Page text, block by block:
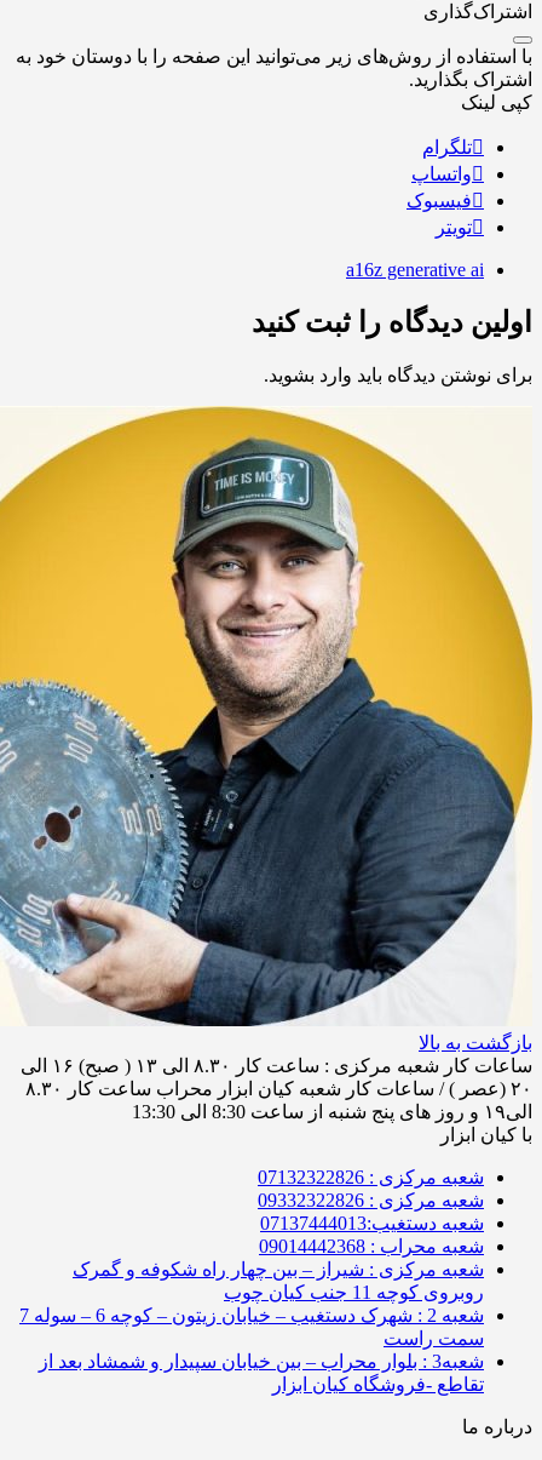
اشتراک‌گذاری
با استفاده از روش‌های زیر می‌توانید این صفحه را با دوستان خود به
اشتراک بگذارید.
کپی لینک
تلگرام
واتساپ
فیسبوک
تویتر
a16z generative ai
اولین دیدگاه را ثبت کنید
برای نوشتن دیدگاه باید وارد بشوید.
بازگشت به بالا
ساعات کار شعبه مرکزی : ساعت کار ۸.۳۰ الی ۱۳ ( صبح) ۱۶ الی
۲۰ (عصر ) / ساعات کار شعبه کیان ابزار محراب ساعت کار ۸.۳۰
الی۱۹ و روز های پنج شنبه از ساعت 8:30 الی 13:30
با کیان ابزار
شعبه مرکزی : 07132322826
شعبه مرکزی : 09332322826
شعبه دستغیب:07137444013
شعبه محراب : 09014442368
شعبه مرکزی : شیراز – بین چهار راه شکوفه و گمرک
روبروی کوچه 11 جنب کیان چوب
شعبه 2 : شهرک دستغیب – خیابان زیتون – کوچه 6 – سوله 7
سمت راست
شعبه3 : بلوار محراب – بین خیابان سپیدار و شمشاد بعد از
تقاطع -فروشگاه کیان ابزار
درباره ما